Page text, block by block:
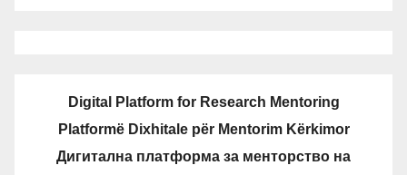
Digital Platform for Research Mentoring
Platformë Dixhitale për Mentorim Kërkimor
Дигитална платформа за менторство на